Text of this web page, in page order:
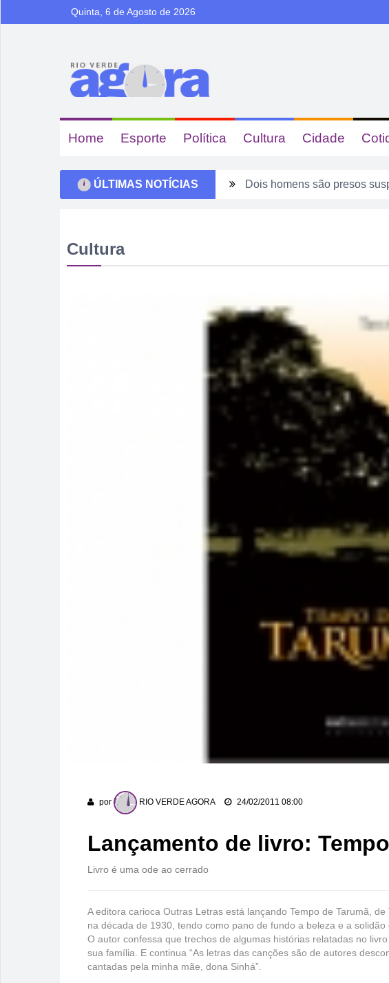
Quinta, 6 de Agosto de 2026
Home Esporte Política Cultura Cidade
ÚLTIMAS NOTÍCIAS Dois homens são presos
Homem é detido por
Polícia Militar recupera
Menos é Mais faz show
PM recaptura dois foragidos
Rio Verde encara o Bom
Cultura
por RIO VERDE AGORA 24/02/2011 08:00
Lançamento de livro:
Livro é uma ode ao cerrado
A editora carioca Outras Letras está lançando Tempo de Tarumã,
na década de 1930, tendo como pano de fundo a beleza e a
O autor confessa que trechos de algumas histórias relatadas no
sua família. E continua “As letras das canções são de autores
cantadas pela minha mãe, dona Sinhá”.